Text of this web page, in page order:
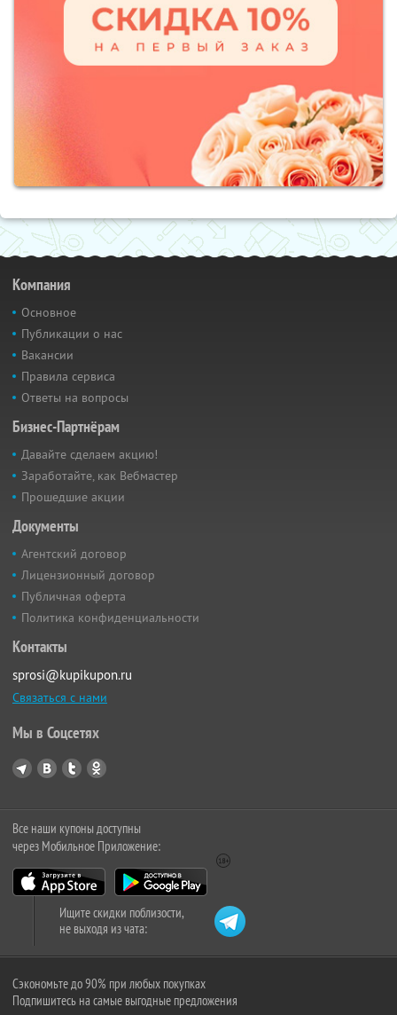
Компания
Основное
Публикации о нас
Вакансии
Правила сервиса
Ответы на вопросы
Бизнес-Партнёрам
Давайте сделаем акцию!
Заработайте, как Вебмастер
Прошедшие акции
Документы
Агентский договор
Лицензионный договор
Публичная оферта
Политика конфиденциальности
Контакты
sprosi@kupikupon.ru
Связаться с нами
Мы в Соцсетях
Все наши купоны доступны
через Мобильное Приложение:
Ищите скидки поблизости,
не выходя из чата:
Сэкономьте до 90% при любых покупках
Подпишитесь на самые выгодные предложения